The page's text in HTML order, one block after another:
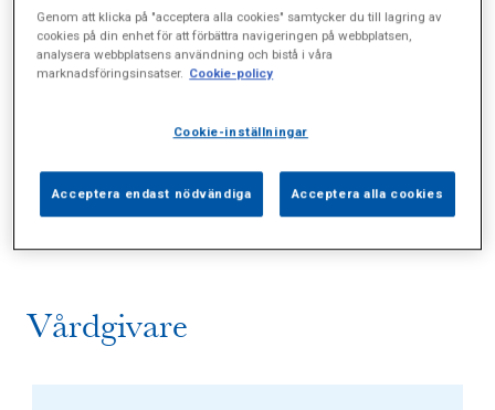
Sidor (0) Press (0) Sophianytt (0)
Vårdgivare
Genom att klicka på "acceptera alla cookies" samtycker du till lagring av
cookies på din enhet för att förbättra navigeringen på webbplatsen,
analysera webbplatsens användning och bistå i våra
marknadsföringsinsatser. Cookie-policy
Cookie-inställningar
Acceptera endast nödvändiga Acceptera alla cookies